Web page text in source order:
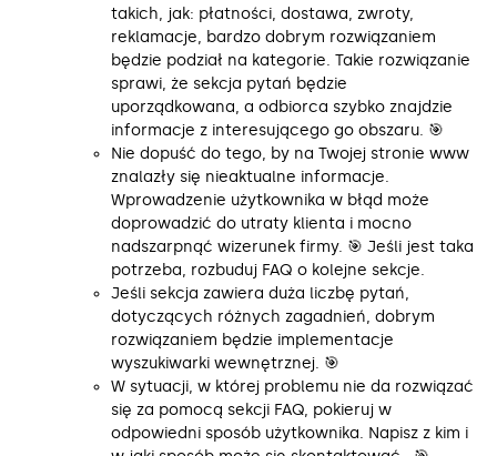
takich, jak: płatności, dostawa, zwroty,
reklamacje, bardzo dobrym rozwiązaniem
będzie podział na kategorie. Takie rozwiązanie
sprawi, że sekcja pytań będzie
uporządkowana, a odbiorca szybko znajdzie
informacje z interesującego go obszaru. 🎯
Nie dopuść do tego, by na Twojej stronie www
znalazły się nieaktualne informacje.
Wprowadzenie użytkownika w błąd może
doprowadzić do utraty klienta i mocno
nadszarpnąć wizerunek firmy. 🎯 Jeśli jest taka
potrzeba, rozbuduj FAQ o kolejne sekcje.
Jeśli sekcja zawiera duża liczbę pytań,
dotyczących różnych zagadnień, dobrym
rozwiązaniem będzie implementacje
wyszukiwarki wewnętrznej. 🎯
W sytuacji, w której problemu nie da rozwiązać
się za pomocą sekcji FAQ, pokieruj w
odpowiedni sposób użytkownika. Napisz z kim i